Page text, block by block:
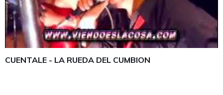
CUENTALE - LA RUEDA DEL CUMBION